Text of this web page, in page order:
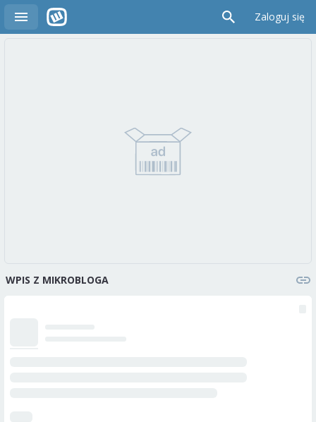
Zaloguj się
WPIS Z MIKROBLOGA